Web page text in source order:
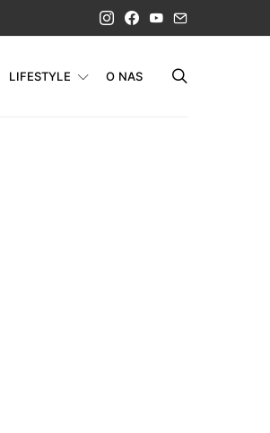
LIFESTYLE O NAS